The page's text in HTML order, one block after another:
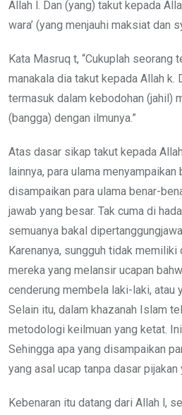
Allah l. Dan (yang) takut kepada
wara’ (yang menjauhi maksiat dan
Kata Masruq t, “Cukuplah seorang
manakala dia takut kepada Allah k.
termasuk dalam kebodohan (jahil)
(bangga) dengan ilmunya.”
Atas dasar sikap takut kepada
lainnya, para ulama menyampaikan
disampaikan para ulama benar-
jawab yang besar. Tak cuma di
semuanya bakal
Karenanya, sungguh tidak
mereka yang melansir ucapan
cenderung membela laki-laki, atau
Selain itu, dalam khazanah Islam
metodologi keilmuan yang ketat.
Sehingga apa yang disampaikan
yang asal ucap tanpa dasar pijakan
Kebenaran itu datang dari Allah l,